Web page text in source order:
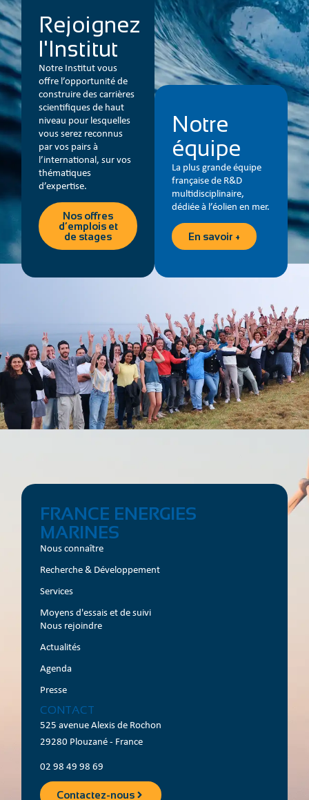
Rejoignez
l'Institut
Notre Institut vous
offre l’opportunité de
construire des carrières
scientifiques de haut
niveau pour lesquelles
vous serez reconnus
par vos pairs à
l’international, sur vos
thématiques
d’expertise.
Nos offres
d’emplois et
de stages
Notre
équipe
La plus grande équipe
française de R&D
multidisciplinaire,
dédiée à l’éolien en mer.
En savoir +
FRANCE ENERGIES
MARINES
Nous connaître
Recherche & Développement
Services
Moyens d'essais et de suivi
Nous rejoindre
Actualités
Agenda
Presse
CONTACT
525 avenue Alexis de Rochon
29280 Plouzané - France
02 98 49 98 69
Contactez-nous